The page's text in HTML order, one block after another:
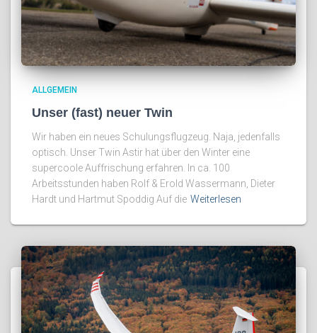
ALLGEMEIN
Unser (fast) neuer Twin
Wir haben ein neues Schulungsflugzeug. Naja, jedenfalls
optisch. Unser Twin Astir hat über den Winter eine
supercoole Auffrischung erfahren. In ca. 100
Arbeitsstunden haben Rolf & Erold Wassermann, Dieter
Hardt und Hartmut Spoddig Auf die Weiterlesen